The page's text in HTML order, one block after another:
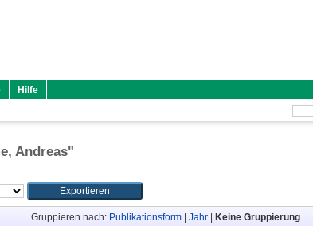
Hilfe
Andreas"
Gruppieren nach: Publikationsform Jahr Keine Gruppierung